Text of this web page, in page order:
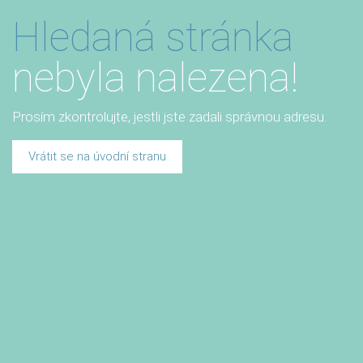
Hledaná stránka
nebyla nalezena!
Prosím zkontrolujte, jestli jste zadali správnou adresu.
Vrátit se na úvodní stranu